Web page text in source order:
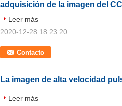
adquisición de la imagen del
Contacto
Leer más
2020-12-28 18:23:20
La imagen de alta velocidad
Leer más